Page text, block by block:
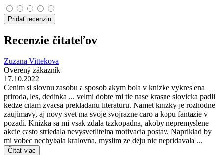
Pridať recenziu
Recenzie čitateľov
Zuzana Vittekova
Overený zákazník
17.10.2022
Cenim si slovnu zasobu a sposob akym bola v knizke vykreslena
priroda, les, dedinka ... velmi dobre mi tie nase krasne slovicka padli
kedze citam zvacsa prekladanu literaturu. Namet knizky je rozhodne
zaujimavy, aj novy svet ma svoje svojrazne caro a kopu fantazie v
pozadi. Knizka sa mi vsak zdala tazkopadna, akoby nepremyslene
akcie casto striedala nevysvetlitelna motivacia postav. Napriklad by
mi vobec nechybala kralovna, myslim ze deju nic nepridavala ...
Čítať viac